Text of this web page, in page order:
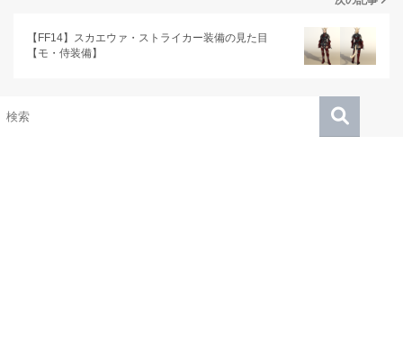
【FF14】スカエウァ・ストライカー装備の見た目
【モ・侍装備】